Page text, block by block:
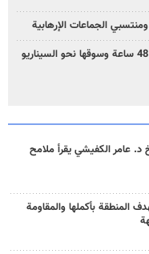
بزشكيان: خططوا لإسقاط إيران خلال 48 ساعة وسوقها نحو السيناريو
عامر الكفيشي يقرأ ملامح
المنطقة بأكملها والمقاومة